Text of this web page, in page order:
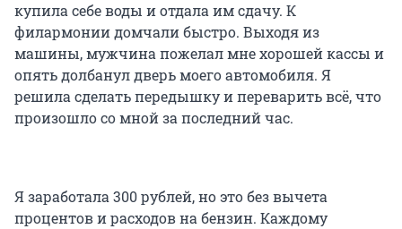
купила себе воды и отдала им сдачу. К
филармонии домчали быстро. Выходя из
машины, мужчина пожелал мне хорошей кассы и
опять долбанул дверь моего автомобиля. Я
решила сделать передышку и переварить всё, что
произошло со мной за последний час.
Я заработала 300 рублей, но это без вычета
процентов и расходов на бензин. Каждому